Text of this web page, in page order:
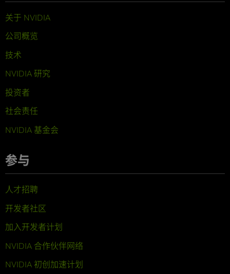
关于 NVIDIA
公司概览
技术
NVIDIA 研究
投资者
社会责任
NVIDIA 基金会
参与
人才招聘
开发者社区
加入开发者计划
NVIDIA 合作伙伴网络
NVIDIA 初创加速计划